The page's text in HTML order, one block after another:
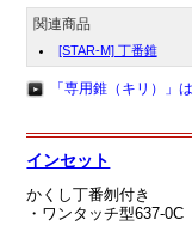
関連商品
[STAR-M] 丁番錐
「専用錐（キリ）」
インセット
かくし丁番刎付き
・ワンタッチ型637‐0C